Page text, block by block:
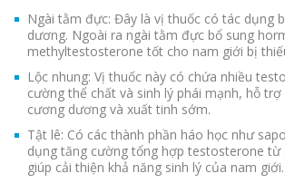
Ngài tằm đực: Đây là vị thuốc có tác dụng
dương. Ngoài ra ngài tằm đực bổ sung
methyltestosterone tốt cho nam giới bị
Lộc nhung: Vị thuốc này có chứa nhiều
cường thể chất và sinh lý phái mạnh, hỗ
cương dương và xuất tinh sớm.
Tật lê: Có các thành phần háo học như
dụng tăng cường tổng hợp testosterone từ
giúp cải thiện khả năng sinh lý của nam giới.